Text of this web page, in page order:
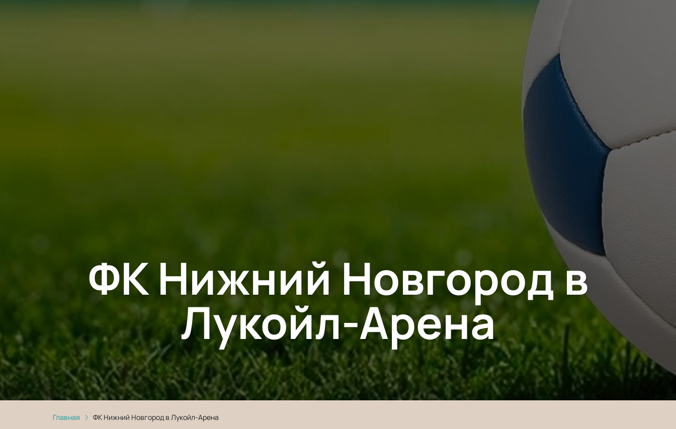
ФК Нижний Новгород в
Лукойл-Арена
Главная ФК Нижний Новгород в Лукойл-Арена